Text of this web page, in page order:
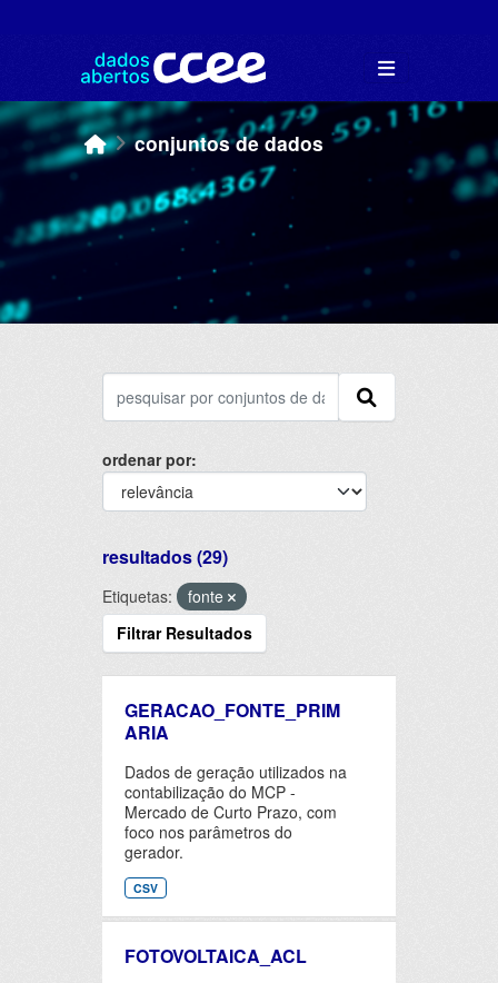
conjuntos de dados
ordenar por
resultados (29)
Etiquetas:
fonte
Filtrar Resultados
GERACAO_FONTE_PRIM
ARIA
Dados de geração utilizados na
contabilização do MCP -
Mercado de Curto Prazo, com
foco nos parâmetros do
gerador.
CSV
FOTOVOLTAICA_ACL